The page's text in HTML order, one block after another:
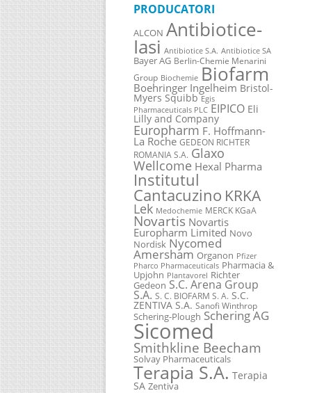
PRODUCATORI
ALCON Antibiotice-
Iasi Antibiotice S.A. Antibiotice SA
Bayer AG Berlin-Chemie Menarini
Group Biochemie Biofarm
Boehringer Ingelheim Bristol-
Myers Squibb Egis
Pharmaceuticals PLC EIPICO Eli
Lilly and Company
Europharm F. Hoffmann-
La Roche GEDEON RICHTER
ROMANIA S.A. Glaxo
Wellcome Hexal Pharma
Institutul
Cantacuzino KRKA
Lek Medochemie MERCK KGaA
Novartis Novartis
Europharm Limited Novo
Nordisk Nycomed
Amersham Organon Pfizer
Pharco Pharmaceuticals Pharmacia &
Upjohn Plantavorel Richter
Gedeon S.C. Arena Group
S.A. S. C. BIOFARM S. A. S.C.
ZENTIVA S.A. Sanofi Winthrop
Schering-Plough Schering AG
Sicomed
Smithkline Beecham
Solvay Pharmaceuticals
Terapia S.A. Terapia
SA Zentiva